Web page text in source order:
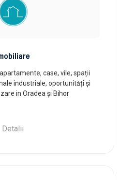
case, vile, spații
industriale, oportunități și
in Oradea și Bihor
Detalii